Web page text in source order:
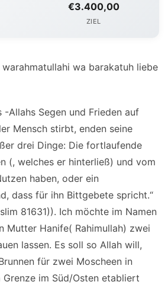
€3.400,00
ZIEL
wa barakatuh liebe
-Allahs Segen und Frieden auf
Mensch stirbt, enden seine
drei Dinge: Die fortlaufende
(, welches er hinterließ) und vom
haben, oder ein
dass für ihn Bittgebete spricht.“
81631)). Ich möchte im Namen
Mutter Hanife( Rahimullah) zwei
lassen. Es soll so Allah will,
für zwei Moscheen in
Grenze im Süd/Osten etabliert